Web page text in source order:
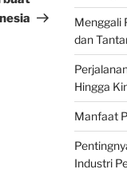
Menggali
dan
Hingga
Manfaat
Industri